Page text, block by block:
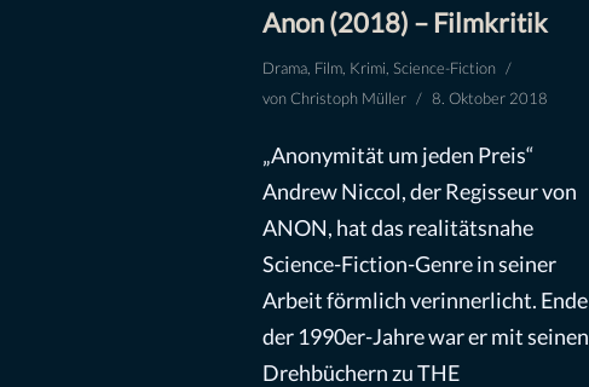
Anon (2018) – Filmkritik
Drama, Film, Krimi Science-Fiction
vonChristoph Müller 8. Oktober 2018
„Anonymität um jeden Preis“
Andrew Niccol, der Regisseur von
ANON, hat das realitätsnahe
Science-Fiction-Genre in seiner
Arbeit förmlich verinnerlicht. Ende
der 1990er-Jahre war er mit seinen
Drehbüchern zu THE